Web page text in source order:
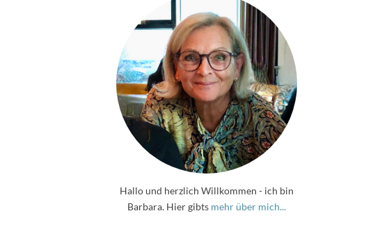
Hallo und herzlich Willkommen - ich bin
Barbara. Hier gibts mehr über mich...